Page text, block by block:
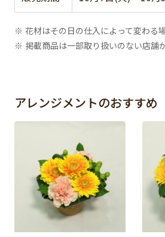
※ 花材はその日の仕入によって変わる
※ 掲載商品は一部取り扱いのない店舗
アレンジメントのおすすめ